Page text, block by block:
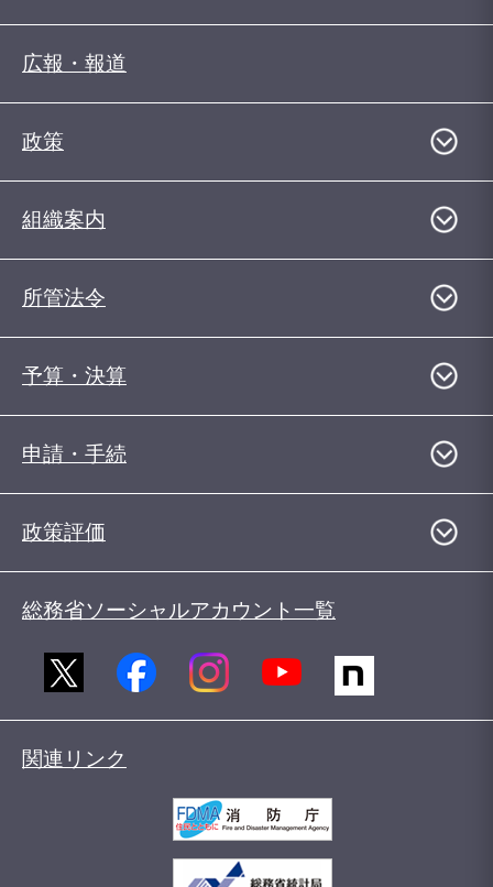
広報・報道
政策
組織案内
所管法令
予算・決算
申請・手続
政策評価
総務省ソーシャルアカウント一覧
関連リンク